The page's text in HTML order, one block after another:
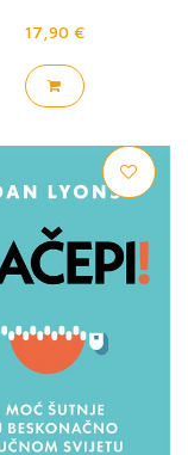
17,90 €